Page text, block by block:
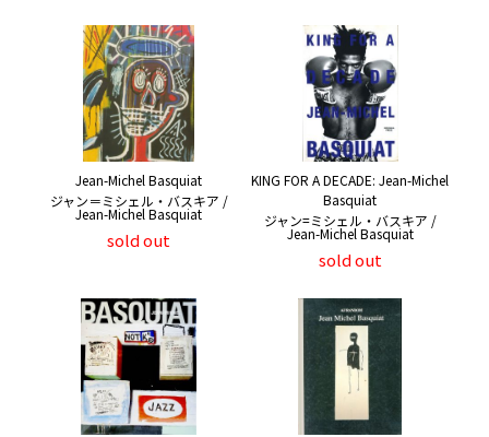
Jean-Michel Basquiat
ジャン＝ミシェル・バスキア /
Jean-Michel Basquiat
sold out
KING FOR A DECADE: Jean-Michel
Basquiat
ジャン=ミシェル・バスキア /
Jean-Michel Basquiat
sold out